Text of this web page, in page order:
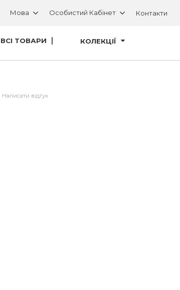
Мова Особистий Кабінет Контакти
ВСІ ТОВАРИ КОЛЕКЦІЇ
Написати відгук